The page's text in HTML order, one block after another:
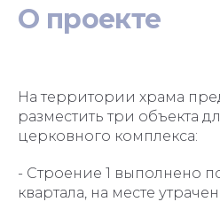
О проекте
На территории храма
разместить три объекта
церковного комплекса:
- Строение 1 выполнено
квартала, на месте